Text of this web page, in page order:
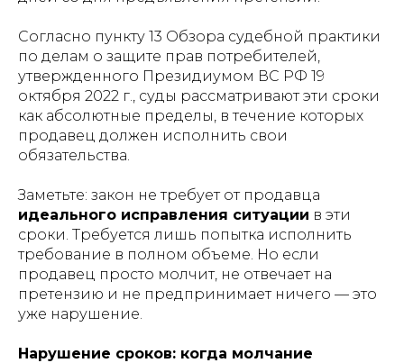
Согласно пункту 13 Обзора судебной практики
по делам о защите прав потребителей,
утвержденного Президиумом ВС РФ 19
октября 2022 г., суды рассматривают эти сроки
как абсолютные пределы, в течение которых
продавец должен исполнить свои
обязательства.
Заметьте: закон не требует от продавца
идеального исправления ситуации в эти
сроки. Требуется лишь попытка исполнить
требование в полном объеме. Но если
продавец просто молчит, не отвечает на
претензию и не предпринимает ничего — это
уже нарушение.
Нарушение сроков: когда молчание